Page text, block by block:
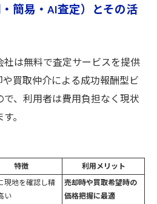
簡易・AI査定）とその活
は無料で査定サービスを提供
買取仲介による成功報酬型ビ
、利用者は費用負担なく現状
。
特徴
利用メリット
現地を確認し精
い
売却時や買取希望時の
価格把握に最適